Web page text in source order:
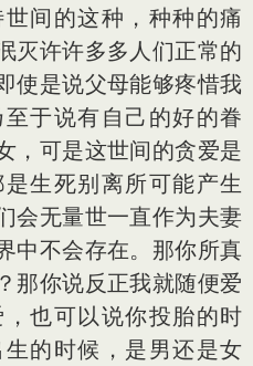
间的这种，种种的痛
灭许许多多人们正常的
使是说父母能够疼惜我
于说有自己的好的眷
，可是这世间的贪爱是
生死别离所可能产生
会无量世一直作为夫妻
中不会存在。那你所真
那你说反正我就随便爱
也可以说你投胎的时
的时候，是男还是女